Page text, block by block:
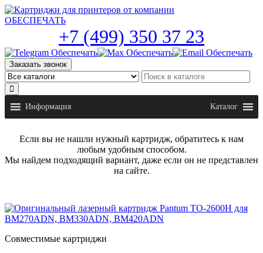
Skip
to
+7 (499) 350 37 23
Заказать звонок
Информация Каталог
Если вы не нашли нужный картридж, обратитесь к нам
любым удобным способом.
Мы найдем подходящий вариант, даже если он не представлен
на сайте.
Совместимые картриджи